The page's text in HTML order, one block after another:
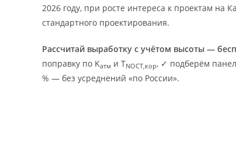
2026 году, при росте интереса к проектам на
стандартного проектирования.
Рассчитай выработку с учётом высоты —
поправку по Kатм и TNOCT,кор, ✓ подберём
% — без усреднений «по России».